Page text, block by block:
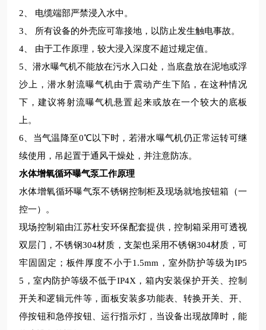
2
电缆端部严禁浸入水中。
3
所有设备的外壳应可靠接地，以防止发生触电事故。
4
由于工作原理，较大浸入深度不超过规定值。
5 、潜水曝气机不能放在污水入口处，当底盘放在泥地或浮
沙上，潜水射流曝气机由于震动产生下陷，在这种情况
下，建议将射流曝气机悬置起来或放在一个较大的底板
上。
6 、当气温降至0℃以下时，若潜水曝气机仍正常运转可继
续使用，吊起置于通风干燥处，并注意防冻。
水体增氧循环曝气泵工作原理
水体增氧循环曝气泵不锈钢控制柜及现场就地按钮箱（一
控一）。
现场控制箱由江苏杜安环保配套提供，控制箱采用可透视
双层门，不锈钢304材质，支架也采用不锈钢304材质，可
牢固固定；板件厚度不小于1.5mm ，室外防护等级为IP5
5 ，室内防护等级不低于IP4X ，箱内安装保护开关、控制
开关和逻辑元件等，面板安装多功能表、转换开关、开、
停按钮和急停按钮、运行指示灯，当设备出现故障时，能